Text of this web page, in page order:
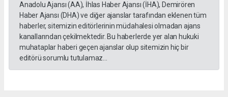
Anadolu Ajansı (AA), İhlas Haber Ajansı (İHA), Demirören
Haber Ajansı (DHA) ve diğer ajanslar tarafından eklenen tüm
haberler, sitemizin editörlerinin müdahalesi olmadan ajans
kanallarından çekilmektedir. Bu haberlerde yer alan hukuki
muhataplar haberi geçen ajanslar olup sitemizin hiç bir
editörü sorumlu tutulamaz...